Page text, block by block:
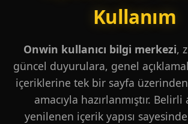
Kullanım
Onwin kullanıcı bilgi merkezi,
güncel duyurulara, genel
içeriklerine tek bir sayfa
amacıyla hazırlanmıştır. Belirli
yenilenen içerik yapısı